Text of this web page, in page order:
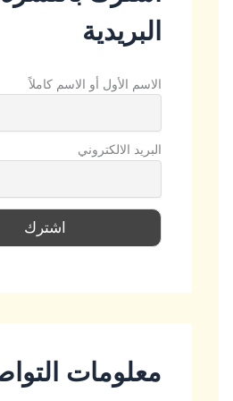
البريدية
الاسم الأول أو الاسم كاملاً
البريد الالكتروني
معلومات